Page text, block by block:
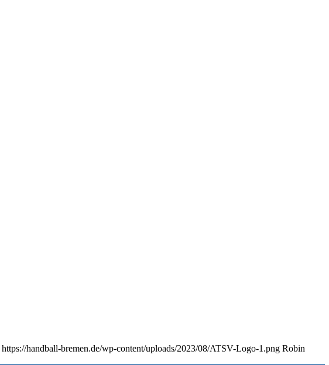
https://handball-bremen.de/wp-content/uploads/2023/08/ATSV-Logo-1.png Robin